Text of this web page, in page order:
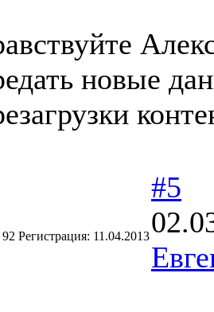
новые
92 Регистрация: 11.04.2013
#5